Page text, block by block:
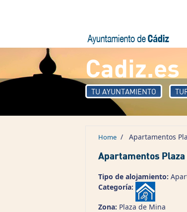
Cadiz.es
TU AYUNTAMIENTO
Home / Apartamentos
Apartamentos Plaza
Tipo de alojamiento:
Categoría:
Zona: Plaza de Mina